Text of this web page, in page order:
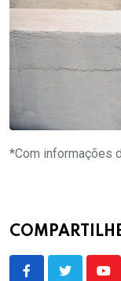
*Com informações